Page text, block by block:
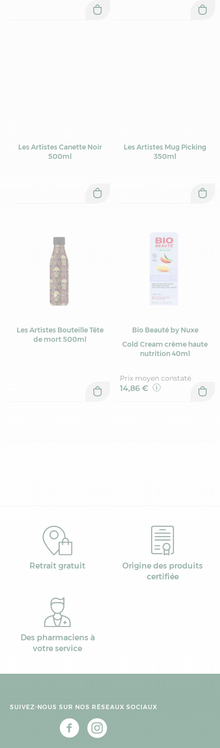
Les Artistes Canette Noir
500ml
Les Artistes Mug Picking
350ml
Les Artistes Bouteille Tête
de mort 500ml
Bio Beauté by Nuxe
Cold Cream crème haute
nutrition 40ml
Prix moyen constaté
14,86 €
Retrait gratuit
Origine des produits
certifiée
Des pharmaciens à
votre service
SUIVEZ-NOUS SUR NOS RÉSEAUX SOCIAUX